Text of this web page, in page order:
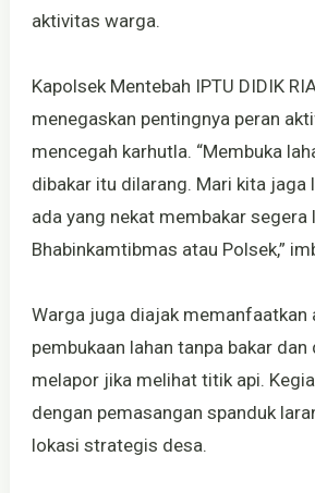
aktivitas warga.
Kapolsek Mentebah IPTU DIDIK
menegaskan pentingnya peran
mencegah karhutla. “Membuka
dibakar itu dilarang. Mari kita jaga
ada yang nekat membakar segera
Bhabinkamtibmas atau Polsek,”
Warga juga diajak memanfaatkan
pembukaan lahan tanpa bakar
melapor jika melihat titik api.
dengan pemasangan spanduk
lokasi strategis desa.